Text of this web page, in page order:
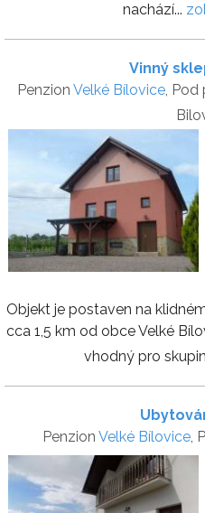
nachází...
Vinný
Penzion Velké Bílovice, Pod
Objekt je postaven na
cca 1,5 km od obce Velké
vhodný pro
Penzion Velké Bílovice,